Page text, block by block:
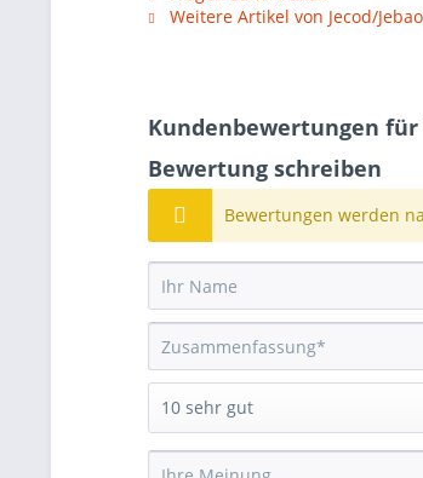
Weitere Artikel von Jecod/Jebao
Kundenbewertungen für
Bewertung schreiben
Bewertungen werden